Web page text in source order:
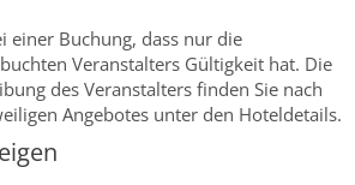
einer Buchung, dass nur die
Veranstalters Gültigkeit hat. Die
des Veranstalters finden Sie nach
Angebotes unter den Hoteldetails.